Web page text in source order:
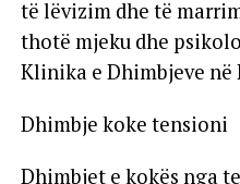
të lëvizim dhe të
thotë mjeku dhe
Klinika e Dhimbjeve në
Dhimbje koke tensioni
Dhimbjet e kokës nga